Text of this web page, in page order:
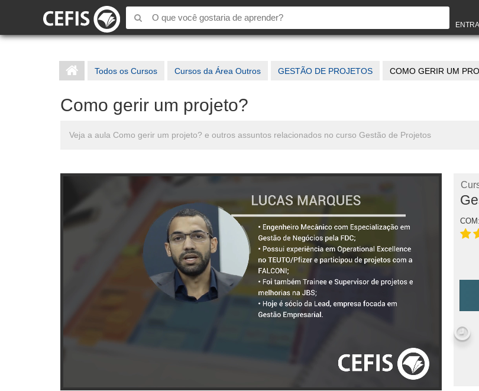
Todos os Cursos Cursos da Área Outros GESTÃO DE PROJETOS COMO GERIR UM
Como gerir um projeto?
Veja a aula Como gerir um projeto? e outros assuntos relacionados no curso Gestão de Projetos
COM: